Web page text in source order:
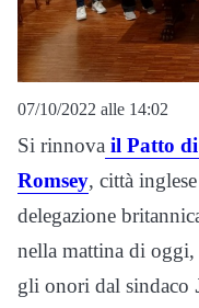
07/10/2022 alle 14:02
Si rinnova il Patto
Romsey, città
delegazione
nella mattina di oggi,
gli onori dal sindaco